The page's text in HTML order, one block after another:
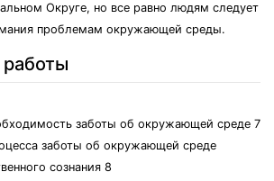
Округе, но все равно людям следует
проблемам окружающей среды.
заботы об окружающей среде 7
заботы об окружающей среде
сознания 8